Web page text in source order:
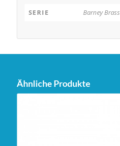
SERIE
Barney Brass
Ähnliche Produkte